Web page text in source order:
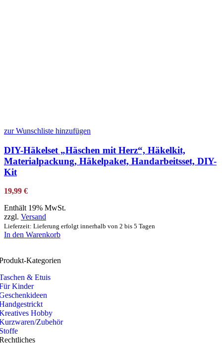
zur Wunschliste hinzufügen
DIY-Häkelset „Häschen mit Herz“, Häkelkit,
Materialpackung, Häkelpaket, Handarbeitsset, DIY-
Kit
19,99 €
Enthält 19% MwSt.
zzgl. Versand
Lieferzeit: Lieferung erfolgt innerhalb von 2 bis 5 Tagen
In den Warenkorb
Kategorien
& Etuis
Kinder
Hobby
Zubehör